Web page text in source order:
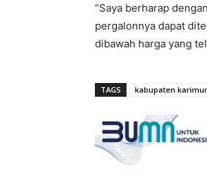
“Saya berharap
pergalonnya dapat
dibawah harga yang
TAGS kabupaten